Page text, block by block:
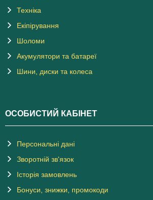
Техніка
Екіпірування
Шоломи
Акумулятори та батареї
Шини, диски та колеса
ОСОБИСТИЙ КАБІНЕТ
Персональні дані
Зворотній зв'язок
Історія замовлень
Бонуси, знижки, промокоди